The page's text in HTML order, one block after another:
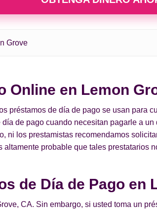
Grove
Online en Lemon
préstamos de día de pago se usan para
de pago cuando necesitan pagarle a
ni los prestamistas recomendamos
probable que tales prestatarios
de Día de Pago en
CA. Sin embargo, si usted toma un